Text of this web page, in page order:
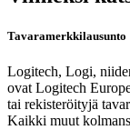
Tavaramerkkilausunto
Logitech, Logi,
ovat Logitech
tai rekisteröityjä
Kaikki muut